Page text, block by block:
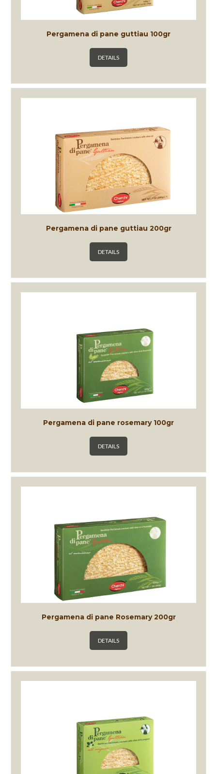
Pergamena di pane guttiau 100gr
DETAILS
Pergamena di pane guttiau 200gr
DETAILS
Pergamena di pane rosemary 100gr
DETAILS
Pergamena di pane Rosemary 200gr
DETAILS